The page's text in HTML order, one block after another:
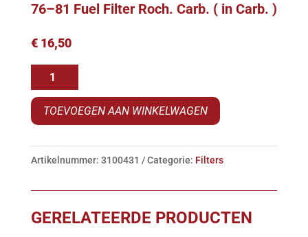
76–81 Fuel Filter Roch. Carb. ( in Carb. )
€16,50
-81
Fuel
Roch.
(
in
Carb.
TOEVOEGEN AAN WINKELWAGEN
Artikelnummer: 3100431 Categorie: Filters
GERELATEERDE PRODUCTEN